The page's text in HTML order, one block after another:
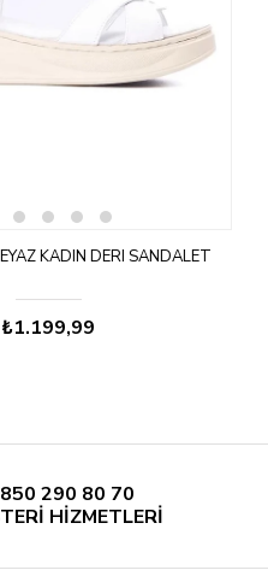
KADIN DERI SANDALET
₺1.199,99
290 80 70
HİZMETLERİ